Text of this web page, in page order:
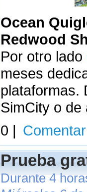
Ocean
Redwood
Por otro lado
meses
plataformas.
SimCity o de
0 |
Prueba
Durante 4